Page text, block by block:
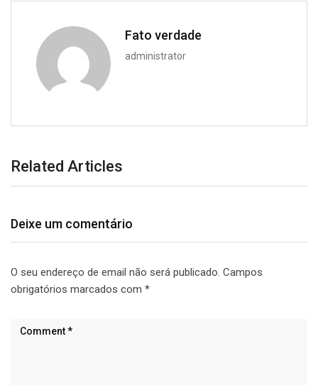
Fato verdade
administrator
Related Articles
Deixe um comentário
O seu endereço de email não será publicado. Campos
obrigatórios marcados com *